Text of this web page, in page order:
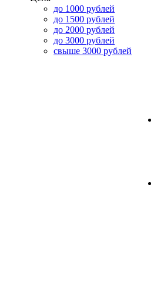
до 1000 рублей
до 1500 рублей
до 2000 рублей
до 3000 рублей
свыше 3000 рублей